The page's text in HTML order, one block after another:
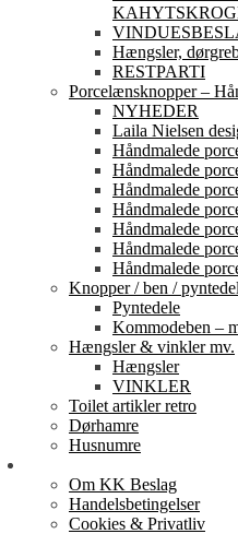
Hængsler,
RESTPARTI
Porcelænsknopper –
NYHEDER
Laila Nielsen
Håndmalede
Håndmalede
Håndmalede
Håndmalede
Håndmalede
Håndmalede
Håndmalede
Knopper / ben /
Pyntedele
Kommodeben –
Hængsler & vinkler mv.
Hængsler
VINKLER
Toilet artikler retro
Dørhamre
Husnumre
Om KK Beslag
Handelsbetingelser
Cookies & Privatliv